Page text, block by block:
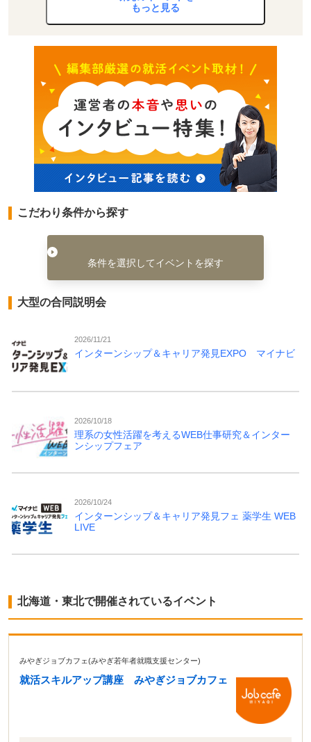
もっと見る
こだわり条件から探す
条件を選択してイベントを探す
大型の合同説明会
2026/11/21
インターンシップ＆キャリア発見EXPO マイナビ
2026/10/18
理系の女性活躍を考えるWEB仕事研究＆インター
ンシップフェア
2026/10/24
インターンシップ＆キャリア発見フェ 薬学生 WEB
LIVE
北海道・東北で開催されているイベント
みやぎジョブカフェ(みやぎ若年者就職支援センター)
就活スキルアップ講座 みやぎジョブカフェ